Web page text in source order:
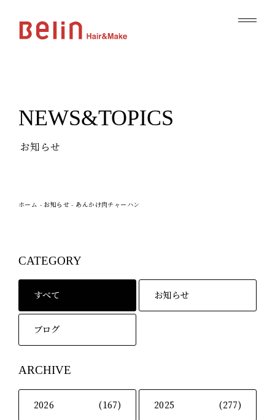
NEWS&TOPICS
お知らせ
ホーム - お知らせ - あんかけ肉チャーハン
CATEGORY
すべて お知らせ
ブログ
ARCHIVE
2026 (167) 2025 (277)